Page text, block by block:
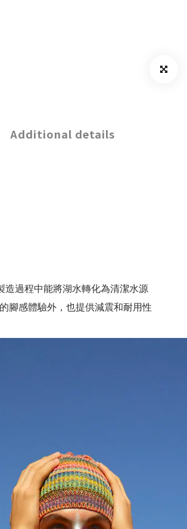
Additional details
造過程中能將湖水轉化為清潔水源
腳感體驗外，也提供減震和耐用性